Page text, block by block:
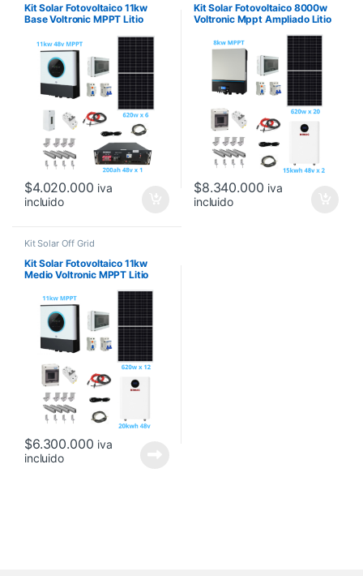
Kit Solar Fotovoltaico 11kw
Base Voltronic MPPT Litio
$4.020.000 iva
incluido
Kit Solar Fotovoltaico 8000w
Voltronic Mppt Ampliado Litio
$8.340.000 iva
incluido
Kit Solar Off Grid
Kit Solar Fotovoltaico 11kw
Medio Voltronic MPPT Litio
$6.300.000 iva
incluido